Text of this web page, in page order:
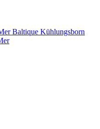
Baltique Kühlungsborn